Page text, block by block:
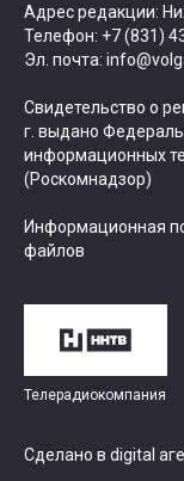
Адрес редакции:
Телефон: +7 (831)
Эл. почта:
Свидетельство о
г. выдано
информационных
(Роскомнадзор)
Информационная
файлов
Телерадиокомпания
Сделано в digital